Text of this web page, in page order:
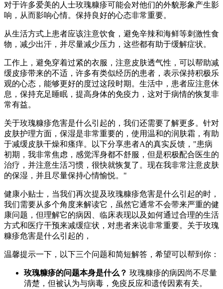
对于许多爱美的人士玫瑰糠疹可能会对他们的外貌形象产生影
响，从而影响心情。保持良好的心态非常重要。
从生活方式上患者应该注意饮食，避免辛辣和海鲜等刺激性食
物，减少出汗，并尽量减少压力，这些都有助于缓解症状。
工作上，避免穿着过紧的衣服，注意皮肤透气性，可以帮助减
缓皮疹带来的不适，许多有类似经历的患者，表示保持积极乐
观的心态，能够更好的度过这段时期。生活中，患者应注意休
息，保持充足睡眠，提高身体的免疫力，这对于病情的恢复非
常有益。
关于玫瑰糠疹危害是什么引起的，我们还需要了解更多。针对
皮肤护理方面，保湿是非常重要的，使用温和的润肤霜，有助
于减缓皮肤干燥和瘙痒。以下分享患者A的真实反馈，"患病
初期，我非常焦虑，感觉浑身都不舒服，但是积极配合医生的
治疗，并注意生活习惯，很快就恢复了。现在我非常注意皮肤
的保湿，并且尽量保持心情愉悦。"
健康小贴士，当我们再次提及玫瑰糠疹危害是什么引起的时，
我们需要从多个角度来解读它，虽然它通常不会带来严重的健
康问题，但理解它的病因、临床表现以及如何通过合理的生活
方式和医疗干预来减缓症状，对患者来说非常重要。关于玫瑰
糠疹危害是什么引起的，
温馨提示一下，以下三个问题和简短解答，希望可以帮到你：
玫瑰糠疹的问题本身是什么？ 玫瑰糠疹的病因尚不尽量
清楚，但被认为与病毒，免疫反应和遗传因素有关。